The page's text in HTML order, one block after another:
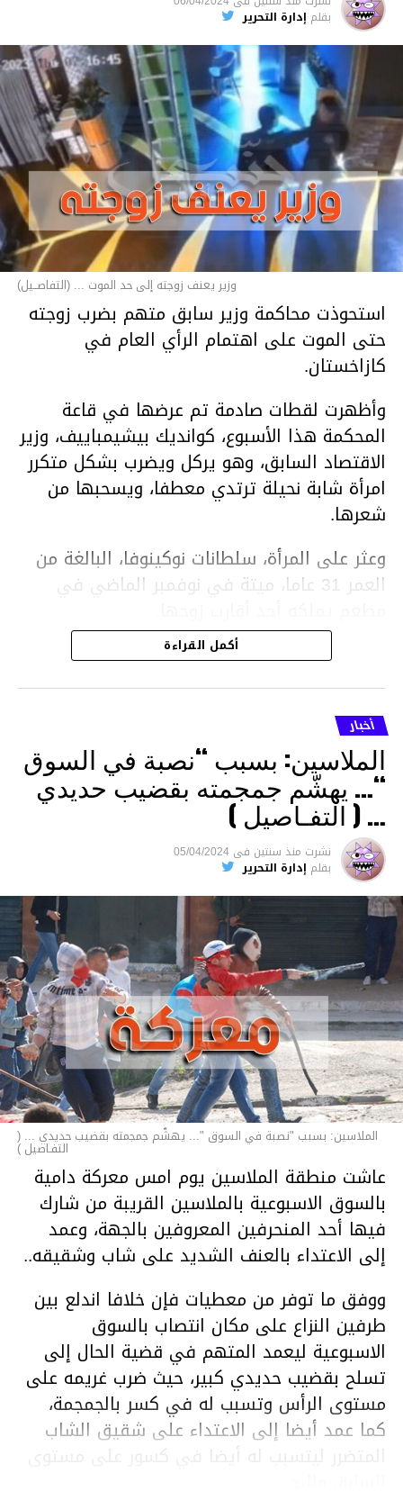
بقلم إدارة التحرير
وزير يعنف زوجته إلى حد الموت ... (التفاصــيل)
استحوذت محاكمة وزير سابق متهم بضرب زوجته
حتى الموت على اهتمام الرأي العام في
كازاخستان.
وأظهرت لقطات صادمة تم عرضها في قاعة
المحكمة هذا الأسبوع، كوانديك بيشيمباييف، وزير
الاقتصاد السابق، وهو يركل ويضرب بشكل متكرر
امرأة شابة نحيلة ترتدي معطفا، ويسحبها من
شعرها.
وعثر على المرأة، سلطانات نوكينوفا، البالغة من
العمر 31 عاما، ميتة في نوفمبر الماضي في
ووفقا لتقرير الطبيب الشرعي، توفيت نوكينوفا
متأثرة بصدمة في الدماغ، وكانت إحدى عظام
أنفها مكسورة وكانت هناك كدمات متعددة على
وجهها ورأسها وذراعيها ويديها.
ويواجه بيشيمباييف (43 عاما) اتهامات بالتعذيب
والقتل باستخدام العنف الشديد ويواجه عقوبة
السجن لمدة تصل إلى 20 عاما.
الأخبار
أكمل القراءة
أخبار
الملاسين: بسبب “نصبة في السوق
“… يهشّم جمجمته بقضيب حديدي
… ( التفـاصيل )
نشرت منذ سنتين فى 05/04/2024
بقلم إدارة التحرير
الملاسين: بسبب "نصبة في السوق "... يهشّم جمجمته بقضيب حديدي ... (
التفـاصيل )
عاشت منطقة الملاسين يوم امس معركة دامية
بالسوق الاسبوعية بالملاسين القريبة من شارك
فيها أحد المنحرفين المعروفين بالجهة، وعمد
إلى الاعتداء بالعنف الشديد على شاب وشقيقه..
ووفق ما توفر من معطيات فإن خلافا اندلع بين
طرفين النزاع على مكان انتصاب بالسوق
الاسبوعية ليعمد المتهم في قضية الحال إلى
تسلح بقضيب حديدي كبير، حيث ضرب غريمه على
مستوى الرأس وتسبب له في كسر بالجمجمة،
كما عمد أيضا إلى الاعتداء على شقيق الشاب
المتضرر ليتسبب له أيضا في كسور على مستوى